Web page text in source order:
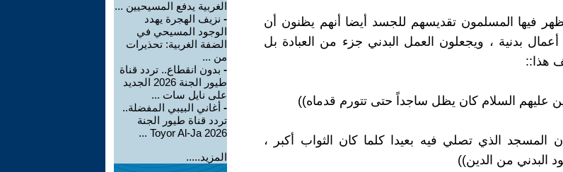
فيها المسلمون تقديسهم للجسد أيضا أنهم يظنون أن
أعمال بدنية ، ويجعلون العمل البدني جزء من العبادة بل
هذا::
عليهم السلام كان يظل ساجداً حتى تتورم قدماه))
المسجد الذي تصلي فيه بعيدا كلما كان الثواب أكبر ،
البدني من الدين))
الغربية يدفع المسيحيين ...
- نزيف الهجرة يهدد
الوجود المسيحي في
الضفة الغربية: تحذيرات
من ...
- بدون انقطاع.. تردد قناة
طيور الجنة 2026 الجديد
على نايل سات ...
- أغاني البيبي المفضلة..
تردد قناة طيور الجنة
2026 Toyor Al-Ja ...
المزيد.....